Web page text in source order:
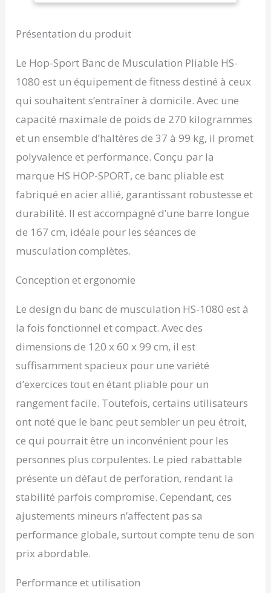
pour
Complet à
Max. 270 kg, Noir
construction en acier
exercices avec barre
longue et barres
maximale: 270 kg pour le
banc et 150 kg pour le
INCLINABLE
MULTIFONCTION AVEC
Grâce au dossier
inclinable sur plusieurs
de barres d’haltères
réglable en hauteur, ce
banc de muscu permet
de varier les exercices:
développé couché, banc
presse... Parfait pour un
du haut du corps.
PLASTIQUE
RÉSISTANTS AVEC
DIAMÈTRE 30 MM: Les
disques de poids inclus
sont compatibles avec
toutes les barres
d’haltères de 30 mm.
Fabriqués en plastique
de qualité et remplis de
sable-ciment, ils
disposent d’un
marquage clair du poids
pour une sélection
rapide. BARRE LONGUE
DE 167 CM AVEC
POIGNÉE MOLETÉE ET
ÉCROUS DE SÉCURITÉ:
La barre d’haltères
longue fournie est en
moletées et écrous
filetés pour maintenir
Présentation du produit
Le Hop-Sport Banc de Musculation Pliable HS-
1080 est un équipement de fitness destiné à ceux
qui souhaitent s’entraîner à domicile. Avec une
capacité maximale de poids de 270 kilogrammes
et un ensemble d’haltères de 37 à 99 kg, il promet
polyvalence et performance. Conçu par la
marque HS HOP-SPORT, ce banc pliable est
fabriqué en acier allié, garantissant robustesse et
durabilité. Il est accompagné d’une barre longue
de 167 cm, idéale pour les séances de
musculation complètes.
Conception et ergonomie
Le design du banc de musculation HS-1080 est à
la fois fonctionnel et compact. Avec des
dimensions de 120 x 60 x 99 cm, il est
suffisamment spacieux pour une variété
d’exercices tout en étant pliable pour un
rangement facile. Toutefois, certains utilisateurs
ont noté que le banc peut sembler un peu étroit,
ce qui pourrait être un inconvénient pour les
personnes plus corpulentes. Le pied rabattable
présente un défaut de perforation, rendant la
stabilité parfois compromise. Cependant, ces
ajustements mineurs n’affectent pas sa
performance globale, surtout compte tenu de son
prix abordable.
Performance et utilisation